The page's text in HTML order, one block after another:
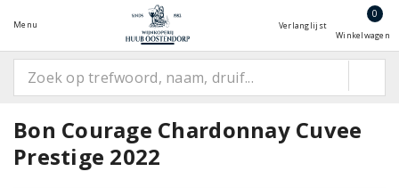
Menu Verlanglijst
0
Winkelwagen
Bon Courage Chardonnay Cuvee
Prestige 2022